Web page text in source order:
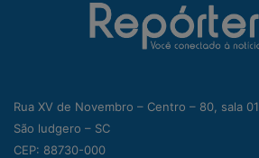
Rua XV de Novembro – Centro – 80, sala 01
São ludgero – SC
CEP: 88730-000